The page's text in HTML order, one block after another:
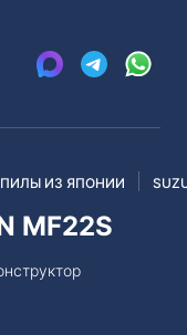
ИЗ ЯПОНИИ
MF22S